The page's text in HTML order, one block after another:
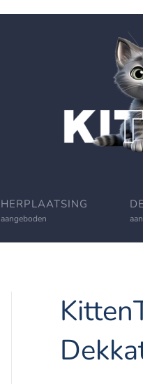
HERPLAATSING
aangeboden